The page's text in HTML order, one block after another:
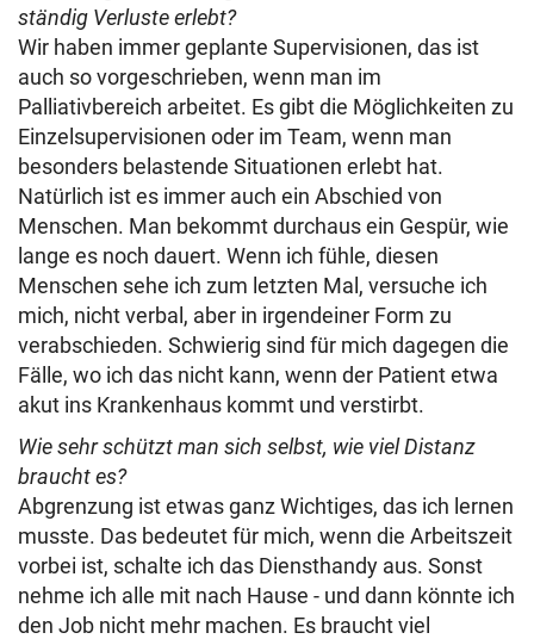
ständig Verluste erlebt?
Wir haben immer geplante Supervisionen, das ist
auch so vorgeschrieben, wenn man im
Palliativbereich arbeitet. Es gibt die Möglichkeiten zu
Einzelsupervisionen oder im Team, wenn man
besonders belastende Situationen erlebt hat.
Natürlich ist es immer auch ein Abschied von
Menschen. Man bekommt durchaus ein Gespür, wie
lange es noch dauert. Wenn ich fühle, diesen
Menschen sehe ich zum letzten Mal, versuche ich
mich, nicht verbal, aber in irgendeiner Form zu
verabschieden. Schwierig sind für mich dagegen die
Fälle, wo ich das nicht kann, wenn der Patient etwa
akut ins Krankenhaus kommt und verstirbt.
Wie sehr schützt man sich selbst, wie viel Distanz
braucht es?
Abgrenzung ist etwas ganz Wichtiges, das ich lernen
musste. Das bedeutet für mich, wenn die Arbeitszeit
vorbei ist, schalte ich das Diensthandy aus. Sonst
nehme ich alle mit nach Hause - und dann könnte ich
den Job nicht mehr machen. Es braucht viel